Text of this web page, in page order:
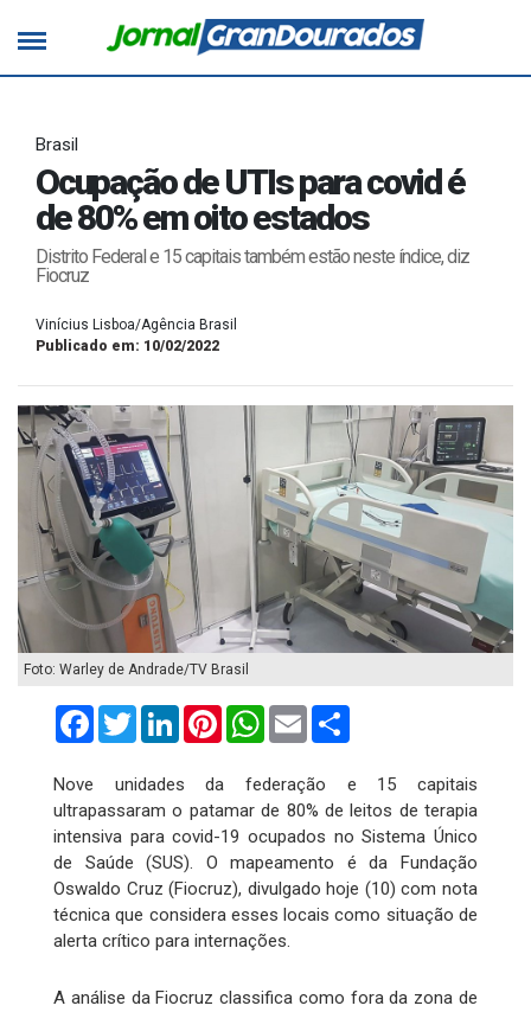
Brasil
Ocupação de UTIs para covid é
de 80% em oito estados
Distrito Federal e 15 capitais também estão neste índice, diz
Fiocruz
Vinícius Lisboa/Agência Brasil
Publicado em: 10/02/2022
Foto: Warley de Andrade/TV Brasil
FacebookTwitterLinkedInPinterestWhatsApp
Email
Nove unidades da federação e 15 capitais
ultrapassaram o patamar de 80% de leitos de terapia
intensiva para covid-19 ocupados no Sistema Único
de Saúde (SUS). O mapeamento é da Fundação
Oswaldo Cruz (Fiocruz), divulgado hoje (10) com nota
técnica que considera esses locais como situação de
alerta crítico para internações.
A análise da Fiocruz classifica como fora da zona de